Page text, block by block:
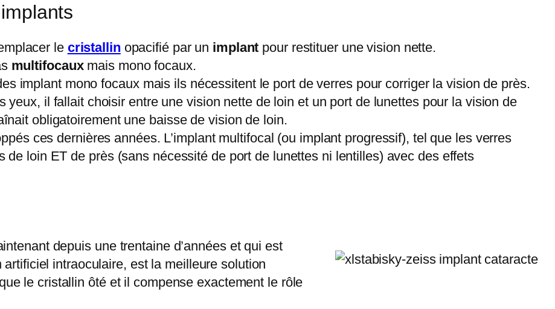
le cristallin opacifié par un implant pour restituer une vision nette.
multifocauxmais mono focaux.
implant mono focaux mais ils nécessitent le port de verres pour corriger la vision de près.
yeux, il fallait choisir entre une vision nette de loin et un port de lunettes pour la vision de
obligatoirement une baisse de vision de loin.
ces dernières années. L’implant multifocal (ou implant progressif), tel que les verres
de loin ET de près (sans nécessité de port de lunettes ni lentilles) avec des effets
depuis une trentaine d’années et qui est
intraoculaire, est la meilleure solution
le cristallin ôté et il compense exactement le rôle